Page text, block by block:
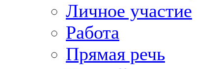
Личное участие
Работа
Прямая речь